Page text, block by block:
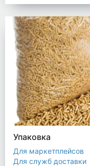
Упаковка
Для маркетплейсов
Для служб доставки